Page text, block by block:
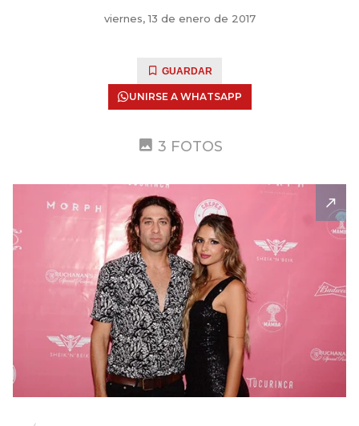
viernes, 13 de enero de 2017
GUARDAR
UNIRSE A WHATSAPP
3 FOTOS